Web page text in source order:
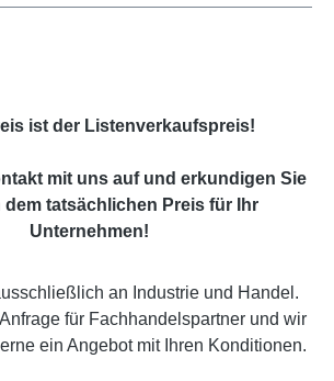
ist der Listenverkaufspreis!
mit uns auf und erkundigen Sie
tatsächlichen Preis für Ihr
Unternehmen!
an Industrie und Handel.
für Fachhandelspartner und wir
ein Angebot mit Ihren Konditionen.